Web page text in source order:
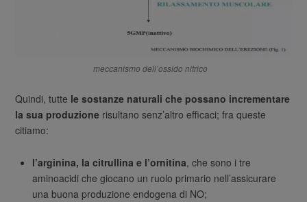
meccanismo dell’ossido nitrico
Quindi, tutte le sostanze naturali che possano incrementare
la sua produzione risultano senz’altro efficaci; fra queste
citiamo:
l’arginina, la citrullina e l’ornitina, che sono i tre
aminoacidi che giocano un ruolo primario nell’assicurare
una buona produzione endogena di NO;